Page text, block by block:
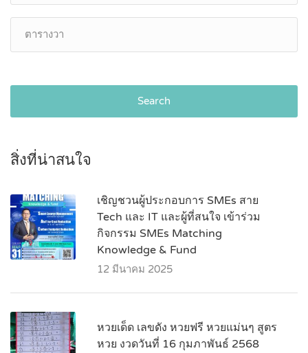
Search
สิ่งที่น่าสนใจ
เชิญชวนผู้ประกอบการ SMEs สาย
Tech และ IT และผู้ที่สนใจ เข้าร่วม
กิจกรรม SMEs Matching
Knowledge & Fund
12 มีนาคม 2025
หวยเด็ด เลขดัง หวยฟรี หวยแม่นๆ สูตร
หวย งวดวันที่ 16 กุมภาพันธ์ 2568